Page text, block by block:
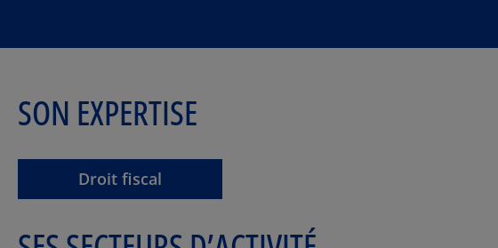
SON EXPERTISE
Droit fiscal